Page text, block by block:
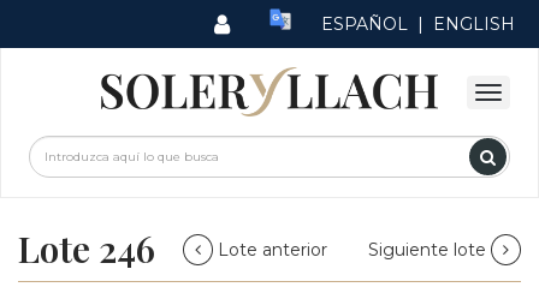
ESPAÑOL | ENGLISH
Lote 246 Lote anterior Siguiente lote